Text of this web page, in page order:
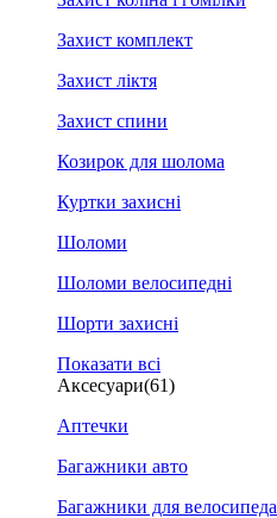
Захист комплект
Захист ліктя
Захист спини
Козирок для шолома
Куртки захисні
Шоломи
Шоломи велосипедні
Шорти захисні
Показати всі
Аксесуари(61)
Аптечки
Багажники авто
Багажники для велосипеда